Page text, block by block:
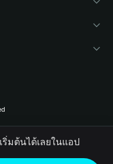
มต้นได้เลยในแอป